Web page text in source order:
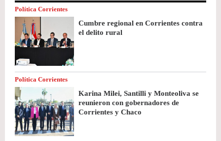
Política Corrientes
Cumbre regional en Corrientes contra
el delito rural
Política Corrientes
Karina Milei, Santilli y Monteoliva se
reunieron con gobernadores de
Corrientes y Chaco